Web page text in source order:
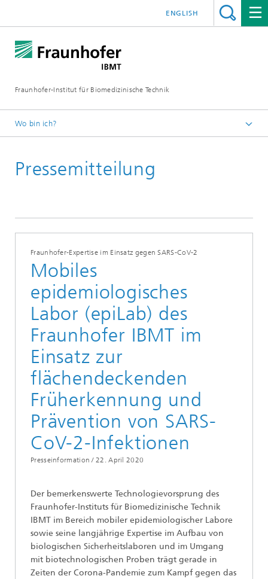
Fraunhofer-Institut für Biomedizinische Technik
ENGLISH
Wo bin ich?
Pressemitteilung
Fraunhofer-Expertise im Einsatz gegen SARS-CoV-2
Mobiles
epidemiologisches
Labor (epiLab) des
Fraunhofer IBMT im
Einsatz zur
flächendeckenden
Früherkennung und
Prävention von SARS-
CoV-2-Infektionen
Presseinformation / 22. April 2020
Der bemerkenswerte Technologievorsprung des
Fraunhofer-Instituts für Biomedizinische Technik
IBMT im Bereich mobiler epidemiologischer Labore
sowie seine langjährige Expertise im Aufbau von
biologischen Sicherheitslaboren und im Umgang
mit biotechnologischen Proben trägt gerade in
Zeiten der Corona-Pandemie zum Kampf gegen das